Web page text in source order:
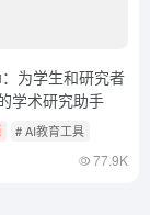
为学生和研究者
学术研究助手
# AI教育工具
77.9K